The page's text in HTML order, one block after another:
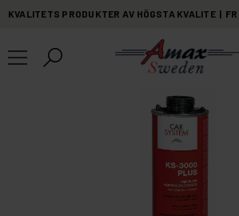
KVALITETS PRODUKTER AV HÖGSTA KVALITE |